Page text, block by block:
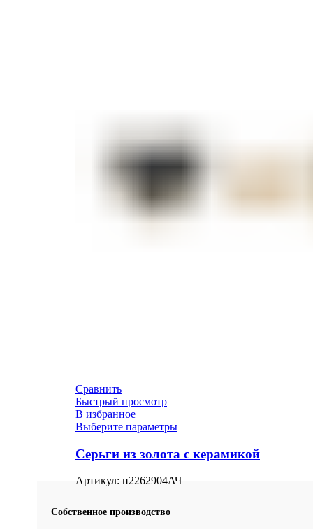
Сравнить
Быстрый просмотр
В избранное
Выберите параметры
Серьги из золота с керамикой
Артикул: п2262904АЧ
Собственное производство